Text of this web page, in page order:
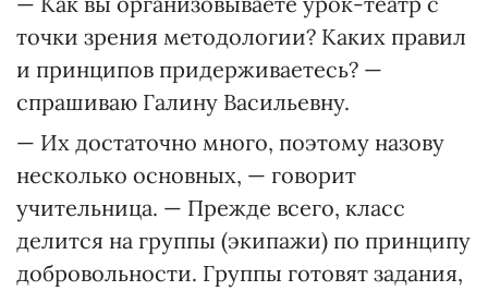
точки зрения методологии? Каких правил
и принципов придерживаетесь? —
спрашиваю Галину Васильевну.
— Их достаточно много, поэтому назову
несколько основных, — говорит
учительница. — Прежде всего, класс
делится на группы (экипажи) по принципу
добровольности. Группы готовят задания,